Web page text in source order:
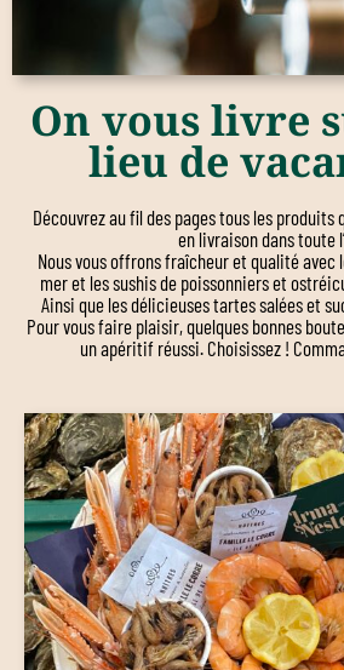
On vous livre
lieu de
Découvrez au fil des pages tous les produits
en livraison dans toute
Nous vous offrons fraîcheur et qualité avec
mer et les sushis de poissonniers et
Ainsi que les délicieuses tartes salées et
Pour vous faire plaisir, quelques bonnes
un apéritif réussi. Choisissez !